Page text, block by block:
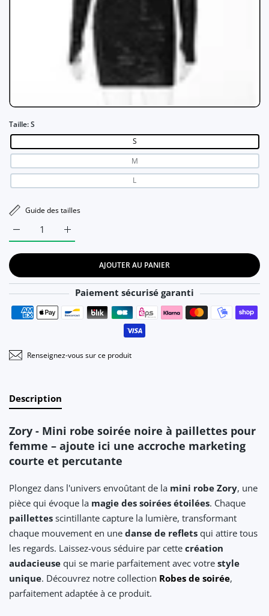
Taille:S
S
M
L
Guide des tailles
Augmenter la quantité de Zory - Mini robe
Augmenter la quantité de Zory - Mini robe soirée noire à
AJOUTER AU PANIER
Paiement sécurisé garanti
Moyens de paiement
Renseignez-vous sur ce produit
Description
Zory - Mini robe soirée noire à paillettes pour
femme – ajoute ici une accroche marketing
courte et percutante
Plongez dans l'univers envoûtant de la mini robe Zory, une
pièce qui évoque la magie des soirées étoilées. Chaque
paillettes scintillante capture la lumière, transformant
chaque mouvement en une danse de reflets qui attire tous
les regards. Laissez-vous séduire par cette création
audacieuse qui se marie parfaitement avec votre style
unique. Découvrez notre collection Robes de soirée,
parfaitement adaptée à ce produit.